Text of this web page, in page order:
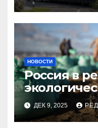
НОВОСТИ
Россия в
ДЕК 9, 2025